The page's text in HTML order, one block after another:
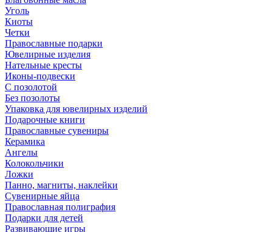
Уголь
Киоты
Четки
Православные подарки
Ювелирные изделия
Нательные кресты
Иконы-подвески
С позолотой
Без позолоты
Упаковка для ювелирных изделий
Подарочные книги
Православные сувениры
Керамика
Ангелы
Колокольчики
Ложки
Панно, магниты, наклейки
Сувенирные яйца
Православная полиграфия
Подарки для детей
Развивающие игры